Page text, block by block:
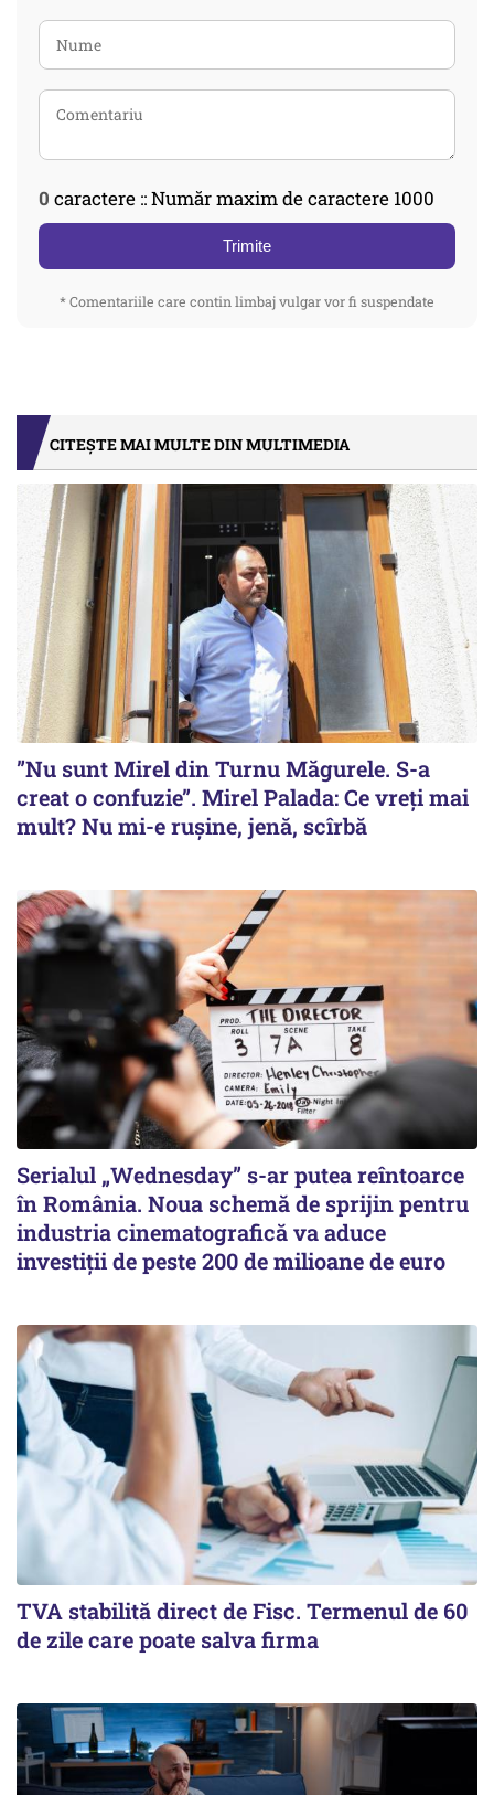
0 caractere :: Număr maxim de caractere 1000
Trimite
* Comentariile care contin limbaj vulgar vor fi suspendate
CITEȘTE MAI MULTE DIN MULTIMEDIA
”Nu sunt Mirel din Turnu Măgurele. S-a
creat o confuzie”. Mirel Palada: Ce vreți mai
mult? Nu mi-e rușine, jenă, scîrbă
Serialul „Wednesday” s-ar putea reîntoarce
în România. Noua schemă de sprijin pentru
industria cinematografică va aduce
investiții de peste 200 de milioane de euro
TVA stabilită direct de Fisc. Termenul de 60
de zile care poate salva firma